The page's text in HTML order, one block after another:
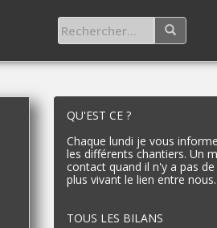
QU'EST CE ?
Chaque lundi je vous
les différents chantiers. Un
contact quand il n'y a pas
plus vivant le lien entre nous.
TOUS LES BILANS